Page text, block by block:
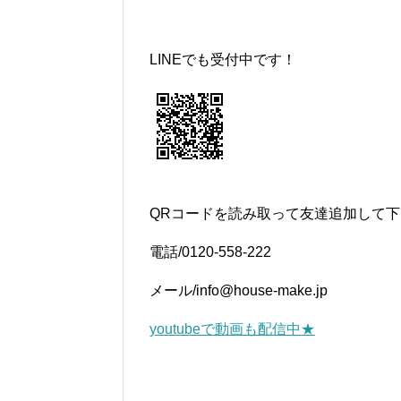
LINEでも受付中です！
QRコードを読み取って友達追加して
電話/0120-558-222
メール/info@house-make.jp
youtubeで動画も配信中★